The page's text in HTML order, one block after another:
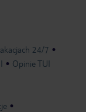
24/7
Opinie TUI